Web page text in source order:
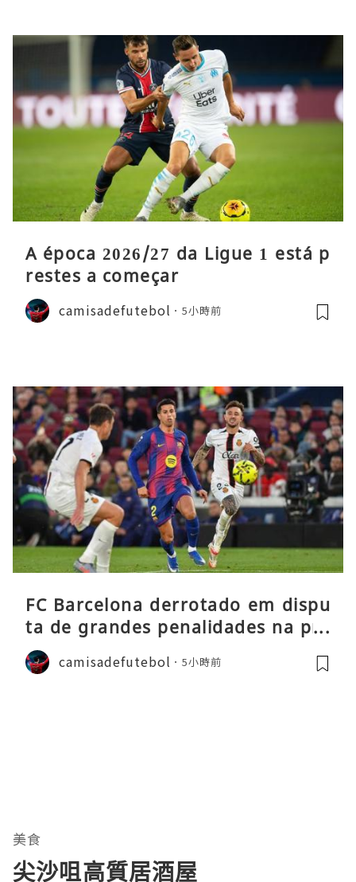
A época 2026/27 da Ligue 1 está p
restes a começar
camisadefutebol 5小時前
FC Barcelona derrotado em dispu
ta de grandes penalidades na pré
-época
camisadefutebol 5小時前
美食
尖沙咀高質居酒屋